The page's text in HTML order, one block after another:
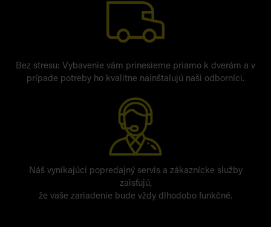
Bez stresu: Vybavenie vám prinesieme priamo k dverám a v
prípade potreby ho kvalitne nainštalujú naši odborníci.
Náš vynikajúci popredajný servis a zákaznícke služby
zaisťujú,
že vaše zariadenie bude vždy dlhodobo funkčné.